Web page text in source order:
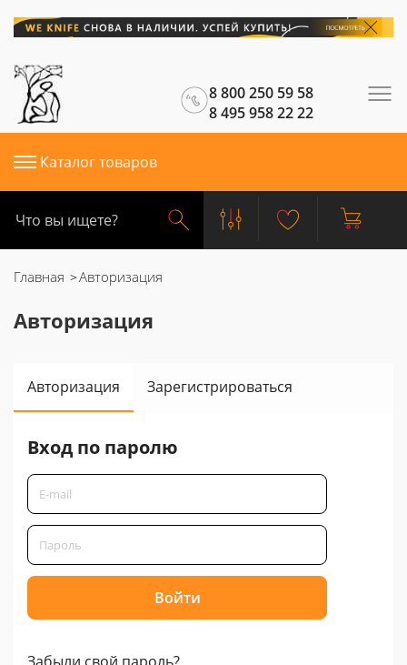
8 800 250 59 58
8 495 958 22 22
Каталог товаров
Главная Авторизация
Авторизация
Авторизация Зарегистрироваться
Вход по паролю